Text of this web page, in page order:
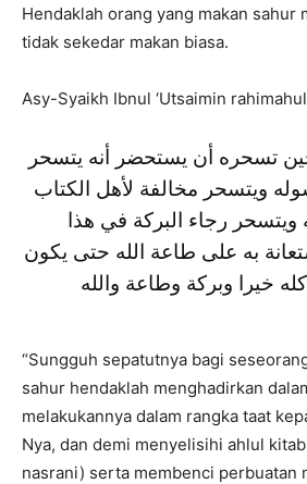
Hendaklah orang yang makan sahur
tidak sekedar makan biasa.
Asy-Syaikh Ibnul ‘Utsaimin
تسحره أن يستحضر أنه يتسحر
ويتسحر مخالفة لأهل الكتاب
ويتسحر رجاء البركة في هذا
به على طاعة الله حتى يكون
خيرا وبركة وطاعة والله
“Sungguh sepatutnya bagi
sahur hendaklah menghadirkan
melakukannya dalam rangka taat
Nya, dan demi menyelisihi ahlul
nasrani) serta membenci perbuatan